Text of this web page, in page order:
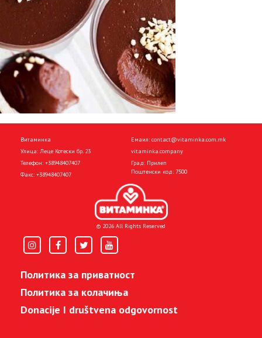
Витаминка
Улица: Леце Котески бр. 23
Телефон: +38948407407
Факс: +38948407407
Емаил: contact@vitaminka.com.mk
vitaminka.company
Град: Прилеп
Поштенски код: 7500
© 2026 All Rights Reserved
Политика за приватност
Политика за колачиња
Donacije I društvena odgovornost